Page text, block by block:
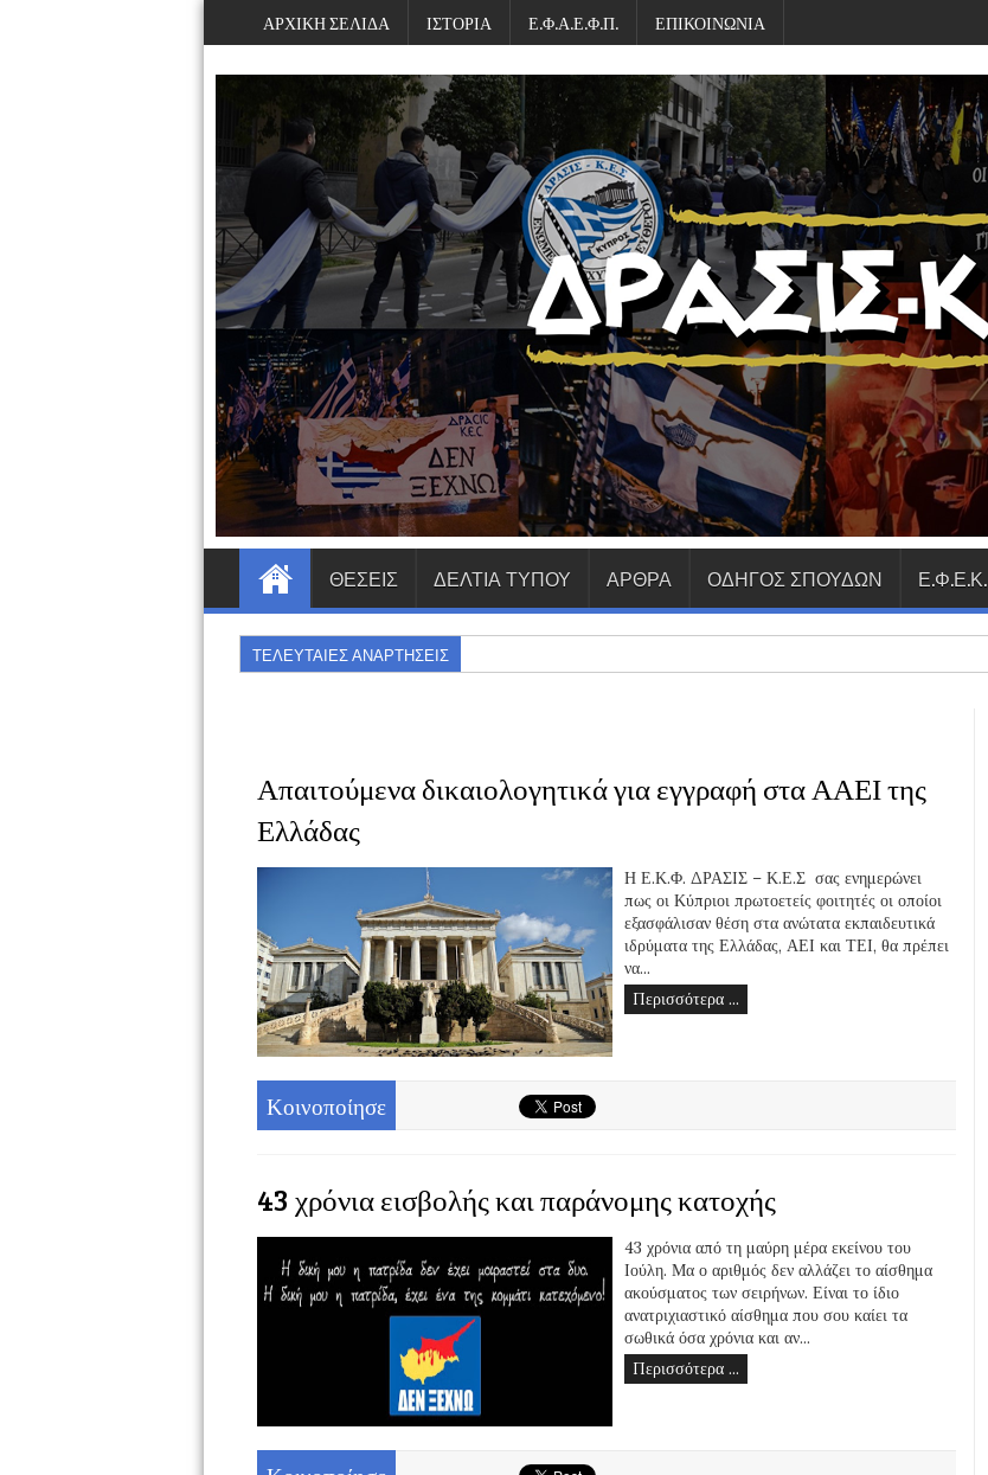
ΑΡΧΙΚΗ ΣΕΛΙΔΑ ΙΣΤΟΡΙΑ Ε.Φ.Α.Ε.Φ.Π. ΕΠΙΚΟΙΝΩΝΙΑ
ΘΕΣΕΙΣ ΔΕΛΤΙΑ ΤΥΠΟΥ ΑΡΘΡΑ ΟΔΗΓΟΣ ΣΠΟΥΔΩΝ Ε.Φ.Ε.Κ.
ΤΕΛΕΥΤΑΙΕΣ ΑΝΑΡΤΗΣΕΙΣ
Απαιτούμενα δικαιολογητικά για εγγραφή στα ΑΑΕΙ της
Ελλάδας
Η Ε.Κ.Φ. ΔΡΑΣΙΣ – Κ.Ε.Σ σας ενημερώνει
πως οι Κύπριοι πρωτοετείς φοιτητές οι οποίοι
εξασφάλισαν θέση στα ανώτατα εκπαιδευτικά
ιδρύματα της Ελλάδας, ΑΕΙ και ΤΕΙ, θα πρέπει
να...
Περισσότερα ...
Κοινοποίησε
43 χρόνια εισβολής και παράνομης κατοχής
43 χρόνια από τη μαύρη μέρα εκείνου του
Ιούλη. Μα ο αριθμός δεν αλλάζει το αίσθημα
ακούσματος των σειρήνων. Είναι το ίδιο
ανατριχιαστικό αίσθημα που σου καίει τα
σωθικά όσα χρόνια και αν...
Περισσότερα ...